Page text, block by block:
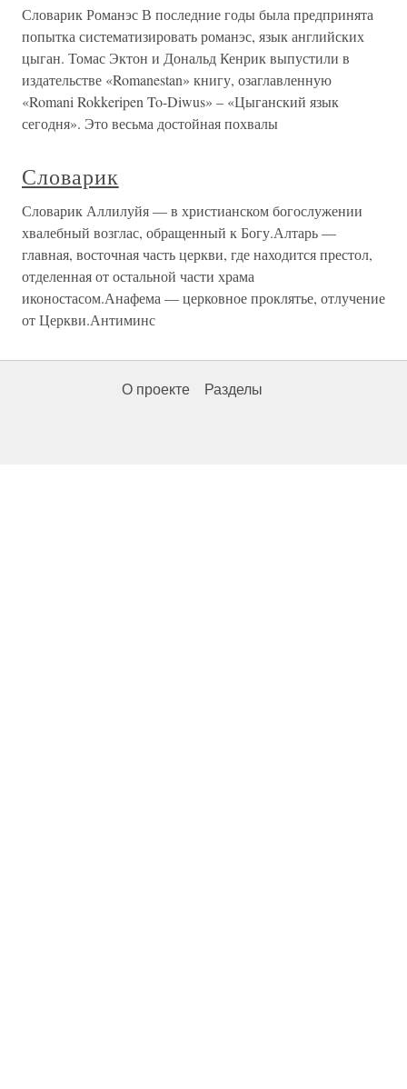
Словарик Романэс В последние годы была предпринята
попытка систематизировать романэс, язык английских
цыган. Томас Эктон и Дональд Кенрик выпустили в
издательстве «Romanestan» книгу, озаглавленную
«Romani Rokkeripen To-Diwus» – «Цыганский язык
сегодня». Это весьма достойная похвалы
Словарик
Словарик Аллилуйя — в христианском богослужении
хвалебный возглас, обращенный к Богу.Алтарь —
главная, восточная часть церкви, где находится престол,
отделенная от остальной части храма
иконостасом.Анафема — церковное проклятье, отлучение
от Церкви.Антиминс
О проекте Разделы